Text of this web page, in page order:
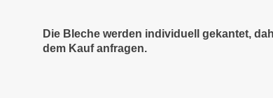
Die Bleche werden individuell gekantet,
dem Kauf anfragen.